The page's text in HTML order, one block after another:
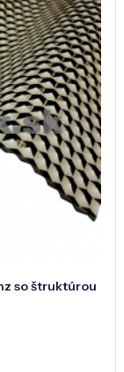
so štruktúrou